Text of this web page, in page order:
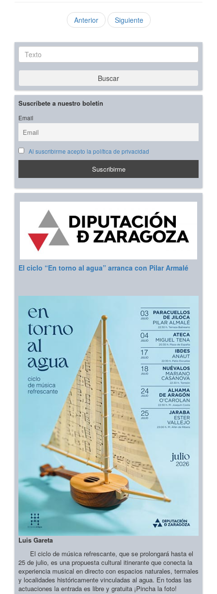
Anterior Siguiente
Texto
Buscar
Suscríbete a nuestro boletín
Email
Al suscribirme acepto la política de privacidad
El ciclo “En torno al agua” arranca con Pilar Armalé
Luis Gareta
El ciclo de música refrescante, que se prolongará hasta el
25 de julio, es una propuesta cultural itinerante que conecta la
experiencia musical en directo con espacios naturales, termales
y localidades históricamente vinculadas al agua. En todas las
actuaciones la entrada es libre y gratuita ¡Pincha la foto!